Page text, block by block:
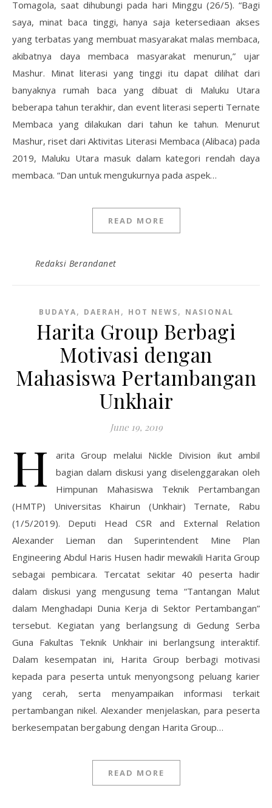
Tomagola, saat dihubungi pada hari Minggu (26/5). “Bagi
saya, minat baca tinggi, hanya saja ketersediaan akses
yang terbatas yang membuat masyarakat malas membaca,
akibatnya daya membaca masyarakat menurun,” ujar
Mashur. Minat literasi yang tinggi itu dapat dilihat dari
banyaknya rumah baca yang dibuat di Maluku Utara
beberapa tahun terakhir, dan event literasi seperti Ternate
Membaca yang dilakukan dari tahun ke tahun. Menurut
Mashur, riset dari Aktivitas Literasi Membaca (Alibaca) pada
2019, Maluku Utara masuk dalam kategori rendah daya
membaca. “Dan untuk mengukurnya pada aspek…
READ MORE
Redaksi Berandanet
BUDAYA, DAERAH , HOT NEWS, NASIONAL
Harita Group Berbagi
Motivasi dengan
Mahasiswa Pertambangan
Unkhair
June 19, 2019
H
arita Group melalui Nickle Division ikut ambil
bagian dalam diskusi yang diselenggarakan oleh
Himpunan Mahasiswa Teknik Pertambangan
(HMTP) Universitas Khairun (Unkhair) Ternate, Rabu
(1/5/2019). Deputi Head CSR and External Relation
Alexander Lieman dan Superintendent Mine Plan
Engineering Abdul Haris Husen hadir mewakili Harita Group
sebagai pembicara. Tercatat sekitar 40 peserta hadir
dalam diskusi yang mengusung tema “Tantangan Malut
dalam Menghadapi Dunia Kerja di Sektor Pertambangan”
tersebut. Kegiatan yang berlangsung di Gedung Serba
Guna Fakultas Teknik Unkhair ini berlangsung interaktif.
Dalam kesempatan ini, Harita Group berbagi motivasi
kepada para peserta untuk menyongsong peluang karier
yang cerah, serta menyampaikan informasi terkait
pertambangan nikel. Alexander menjelaskan, para peserta
berkesempatan bergabung dengan Harita Group…
READ MORE